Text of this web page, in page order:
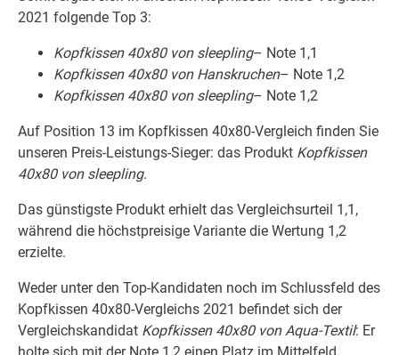
2021 folgende Top 3:
Kopfkissen 40x80 von sleepling– Note 1,1
Kopfkissen 40x80 von Hanskruchen– Note 1,2
Kopfkissen 40x80 von sleepling– Note 1,2
Auf Position 13 im Kopfkissen 40x80-Vergleich finden Sie
unseren Preis-Leistungs-Sieger: das Produkt Kopfkissen
40x80 von sleepling.
Das günstigste Produkt erhielt das Vergleichsurteil 1,1,
während die höchstpreisige Variante die Wertung 1,2
erzielte.
Weder unter den Top-Kandidaten noch im Schlussfeld des
Kopfkissen 40x80-Vergleichs 2021 befindet sich der
Vergleichskandidat Kopfkissen 40x80 von Aqua-Textil: Er